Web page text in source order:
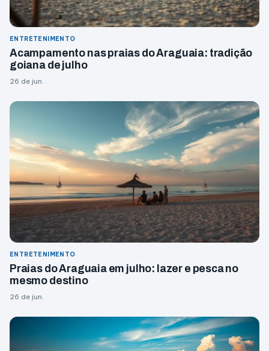
ENTRETENIMENTO
Acampamento nas praias do Araguaia: tradição
goiana de julho
26 de jun.
ENTRETENIMENTO
Praias do Araguaia em julho: lazer e pesca no
mesmo destino
26 de jun.